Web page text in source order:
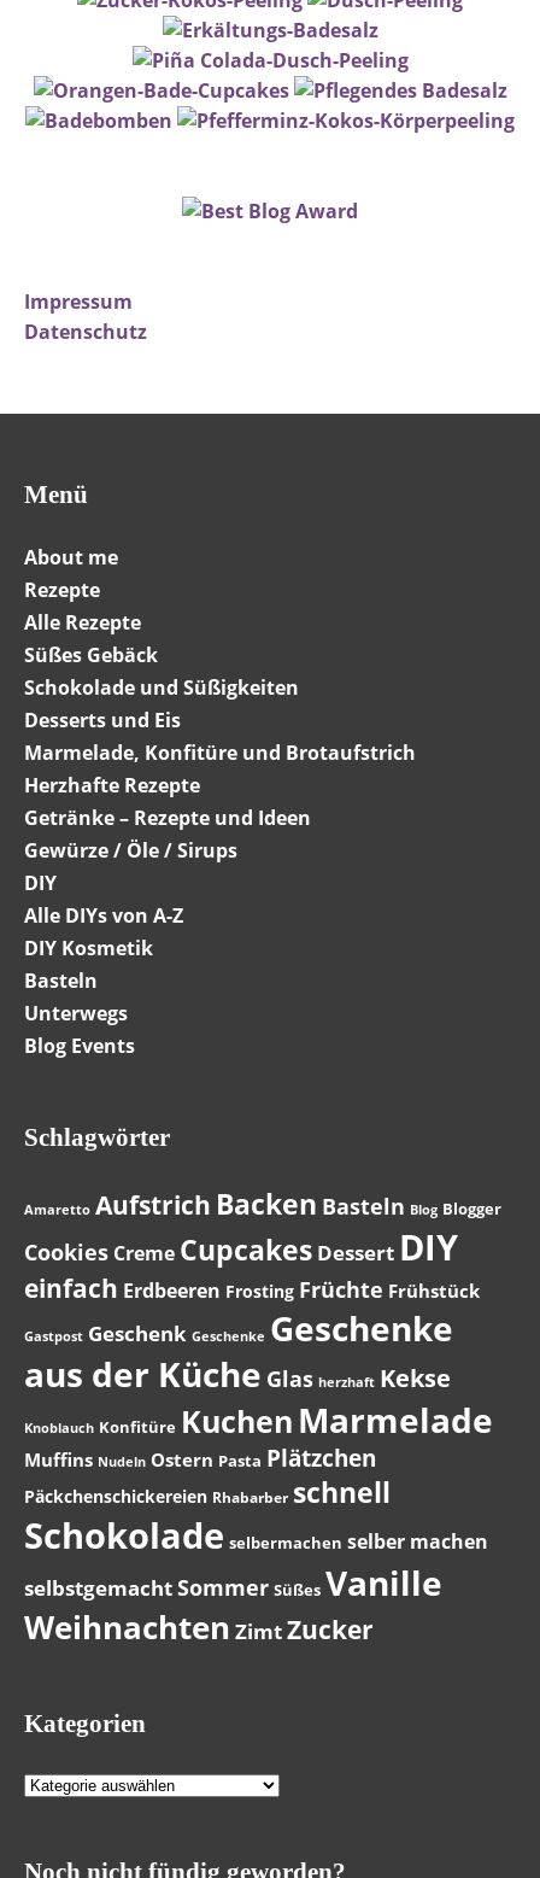
Impressum
Datenschutz
Menü
About me
Rezepte
Alle Rezepte
Süßes Gebäck
Schokolade und Süßigkeiten
Desserts und Eis
Marmelade, Konfitüre und Brotaufstrich
Herzhafte Rezepte
Getränke – Rezepte und Ideen
Gewürze / Öle / Sirups
DIY
Alle DIYs von A-Z
DIY Kosmetik
Basteln
Unterwegs
Blog Events
Schlagwörter
Amaretto Aufstrich Backen Basteln Blog Blogger
Cookies Creme Cupcakes Dessert DIY
einfach Erdbeeren Frosting Früchte Frühstück
Gastpost Geschenk Geschenke Geschenke
aus der Küche Glas herzhaft Kekse
Knoblauch Konfitüre Kuchen Marmelade
Muffins Nudeln Ostern Pasta Plätzchen
Päckchenschickereien Rhabarber schnell
Schokolade selbermachen selber machen
selbstgemachtSommer Süßes Vanille
Weihnachten ZimtZucker
Kategorien
Kategorien
Noch nicht fündig geworden?